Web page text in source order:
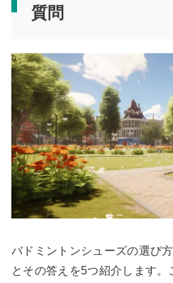
質問
バドミントンシューズの選び
とその答えを5つ紹介します